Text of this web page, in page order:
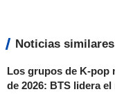
Noticias similares
Los grupos de K-pop
de 2026: BTS lidera